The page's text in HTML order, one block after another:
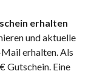
erhalten
und aktuelle
erhalten. Als
Gutschein. Eine